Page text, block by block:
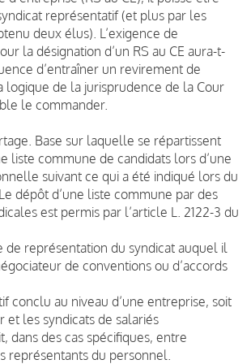
représentatif (et plus par les
deux élus). L’exigence de
la désignation d’un RS au CE aura-t-
d’entraîner un revirement de
logique de la jurisprudence de la Cour
le commander.
Base sur laquelle se répartissent
liste commune de candidats lors d’une
suivant ce qui a été indiqué lors du
dépôt d’une liste commune par des
est permis par l’article L. 2122-3 du
de représentation du syndicat auquel il
de conventions ou d’accords
conclu au niveau d’une entreprise, soit
et les syndicats de salariés
dans des cas spécifiques, entre
représentants du personnel.